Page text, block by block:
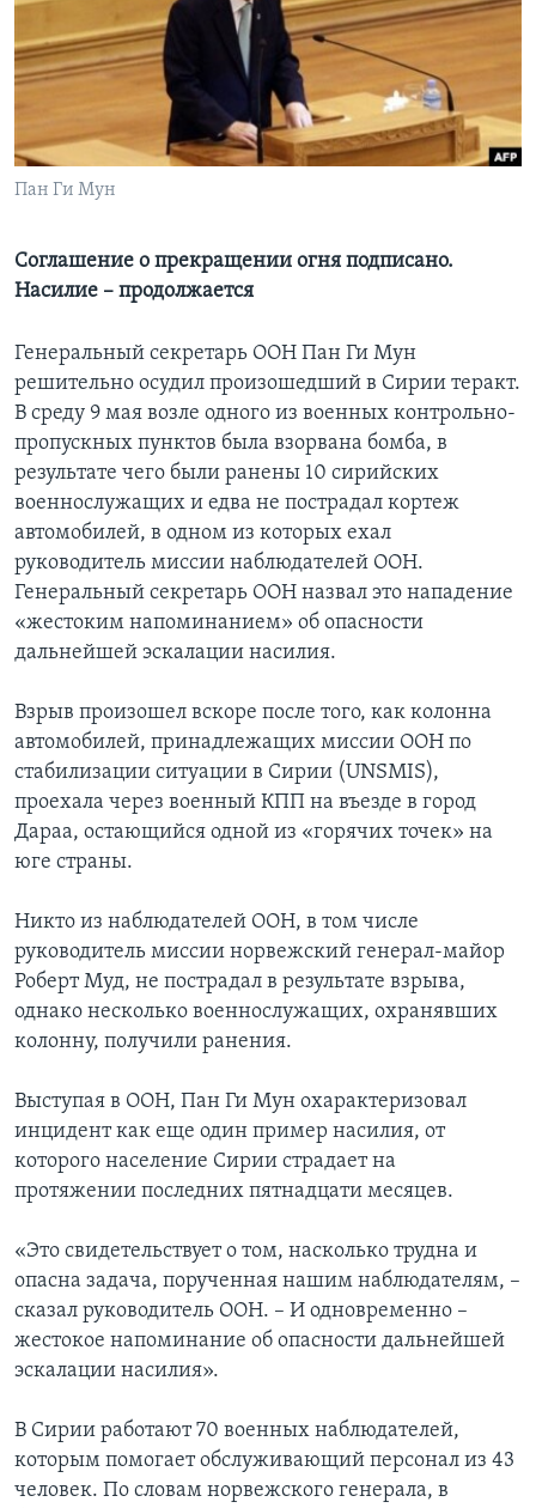
Learning English
СОЦИАЛЬНЫЕ СЕТИ
Пан Ги Мун
Соглашение о прекращении огня подписано.
Насилие – продолжается
Генеральный секретарь ООН Пан Ги Мун
решительно осудил произошедший в Сирии теракт.
В среду 9 мая возле одного из военных контрольно-
пропускных пунктов была взорвана бомба, в
результате чего были ранены 10 сирийских
военнослужащих и едва не пострадал кортеж
автомобилей, в одном из которых ехал
руководитель миссии наблюдателей ООН.
Генеральный секретарь ООН назвал это нападение
«жестоким напоминанием» об опасности
дальнейшей эскалации насилия.
Взрыв произошел вскоре после того, как колонна
автомобилей, принадлежащих миссии ООН по
стабилизации ситуации в Сирии (UNSMIS),
проехала через военный КПП на въезде в город
Дараа, остающийся одной из «горячих точек» на
юге страны.
Никто из наблюдателей ООН, в том числе
руководитель миссии норвежский генерал-майор
Роберт Муд, не пострадал в результате взрыва,
однако несколько военнослужащих, охранявших
колонну, получили ранения.
Выступая в ООН, Пан Ги Мун охарактеризовал
инцидент как еще один пример насилия, от
которого население Сирии страдает на
протяжении последних пятнадцати месяцев.
«Это свидетельствует о том, насколько трудна и
опасна задача, порученная нашим наблюдателям, –
сказал руководитель ООН. – И одновременно –
жестокое напоминание об опасности дальнейшей
эскалации насилия».
В Сирии работают 70 военных наблюдателей,
которым помогает обслуживающий персонал из 43
человек. По словам норвежского генерала, в